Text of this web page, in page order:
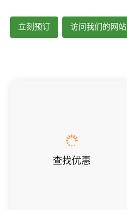
立刻预订 访问我们的网站
查找优惠